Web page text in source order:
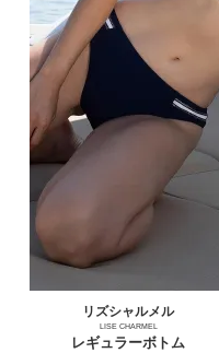
リズシャルメル
LISE CHARMEL
レギュラーボトム